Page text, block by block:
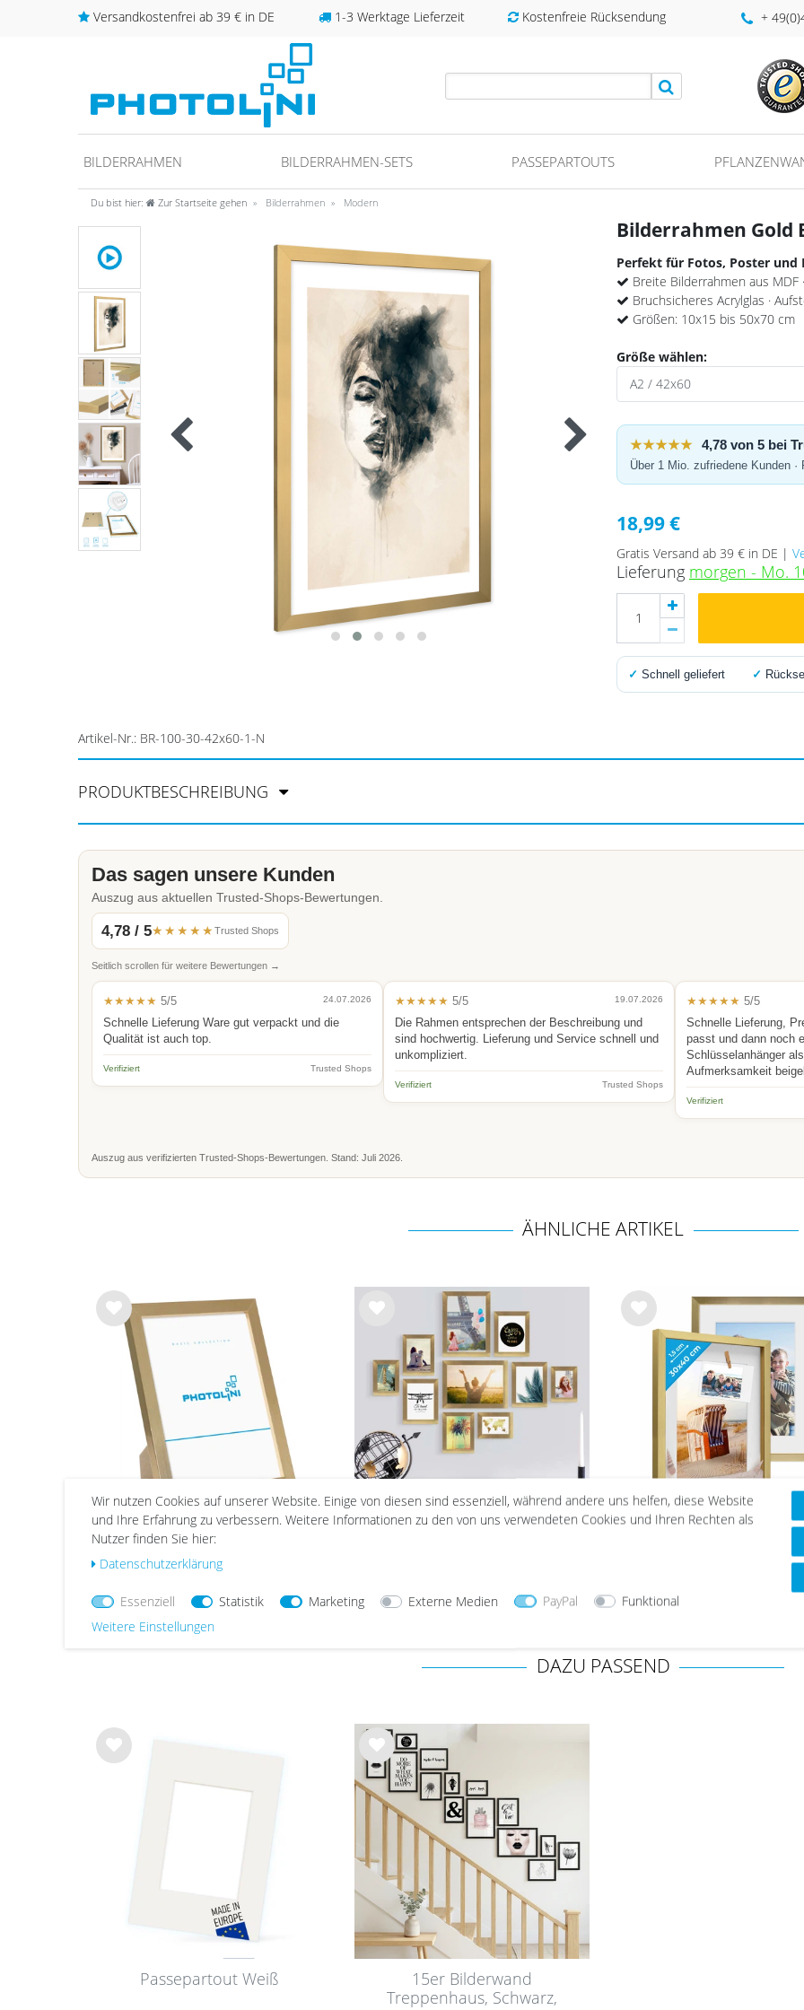
Versandkostenfrei ab 39 € in DE 1-3 Werktage Lieferzeit Kostenfreie Rücksendung +
BILDERRAHMEN BILDERRAHMEN-SETS PASSEPARTOUTS
Du bist hier: Zur Startseite gehen Bilderrahmen Modern
Bilderrahmen Gold
Perfekt für Fotos, Poster und
Breite Bilderrahmen aus MDF
Bruchsicheres Acrylglas ·
Größen: 10x15 bis 50x70 cm
Größe wählen:
★★★★★ 4,78 von 5 bei
Über 1 Mio. zufriedene Kunden
18,99 €
Gratis Versand ab 39 € in DE |
Lieferung morgen - Mo.
✓ Schnell geliefert ✓
Artikel-Nr.: BR-100-30-42x60-1-N
PRODUKTBESCHREIBUNG
Das sagen unsere Kunden
Auszug aus aktuellen Trusted-Shops-Bewertungen.
4,78 / 5★★★★★ Trusted Shops
Seitlich scrollen für weitere Bewertungen →
★★★★★ 5/5 24.07.2026
Schnelle Lieferung Ware gut verpackt und die
Qualität ist auch top.
Verifiziert Trusted Shops
★★★★★ 5/5 19.07.2026
Die Rahmen entsprechen der Beschreibung und
sind hochwertig. Lieferung und Service schnell und
unkompliziert.
Verifiziert Trusted Shops
★★★★★ 5/5
Schnelle Lieferung,
passt und dann noch
Schlüsselanhänger
Aufmerksamkeit
Verifiziert
Auszug aus verifizierten Trusted-Shops-Bewertungen. Stand: Juli 2026.
ÄHNLICHE ARTIKEL
Wu
Bilderrahmen Gold Schmal
mit Acrylglas | Serie 180
hlist
e
Wu
30x40 cm mit
DAZU PASSEND
Wu
Passepartout Weiß
Wu
nsc
hlist
15er Bilderwand
Treppenhaus, Schwarz,
Wir nutzen Cookies auf unserer Website. Einige von diesen sind essenziell, während andere uns helfen, diese Website
und Ihre Erfahrung zu verbessern. Weitere Informationen zu den von uns verwendeten Cookies und Ihren Rechten als
Nutzer finden Sie hier:
Daten­schutz­erklärung
Essenziell Statistik Marketing Externe Medien PayPal
Funktional
Weitere Einstellungen